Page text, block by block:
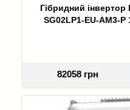
Гібридний інвертор
SG02LP1-EU-AM3-P
82058 грн